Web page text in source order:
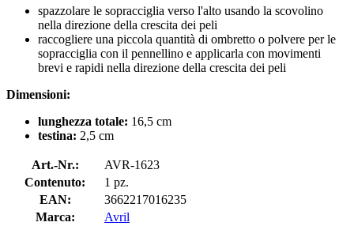
spazzolare le sopracciglia verso l'alto usando la scovolino
nella direzione della crescita dei peli
raccogliere una piccola quantità di ombretto o polvere per le
sopracciglia con il pennellino e applicarla con movimenti
brevi e rapidi nella direzione della crescita dei peli
Dimensioni:
lunghezza totale: 16,5 cm
testina: 2,5 cm
Art.-Nr.:
AVR-1623
Contenuto:
1 pz.
EAN:
3662217016235
Marca:
Avril